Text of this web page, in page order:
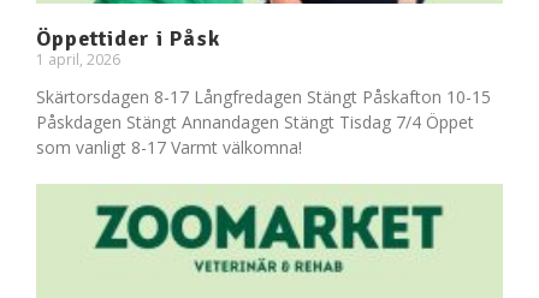
Öppettider i Påsk
1 april, 2026
Skärtorsdagen 8-17 Långfredagen Stängt Påskafton 10-15
Påskdagen Stängt Annandagen Stängt Tisdag 7/4 Öppet
som vanligt 8-17 Varmt välkomna!